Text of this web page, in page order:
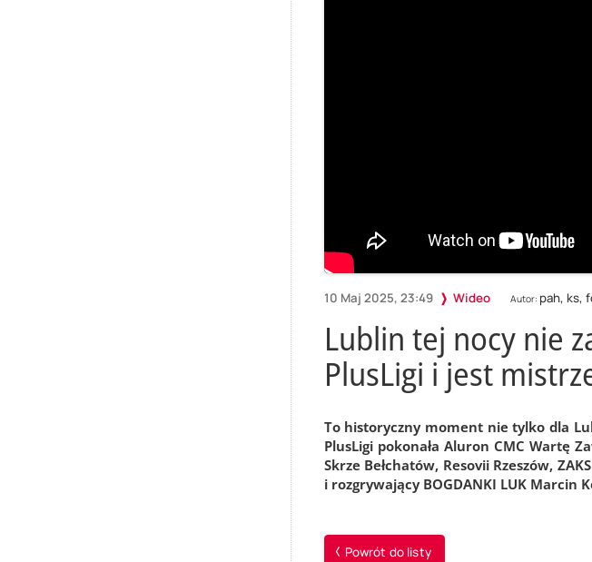
10 Maj 2025, 23:49 Wideo Autor: pah, ks,
Lublin tej nocy nie
PlusLigi i jest
To historyczny moment nie tylko dla
PlusLigi pokonała Aluron CMC Wartę
Skrze Bełchatów, Resovii Rzeszów,
i rozgrywający BOGDANKI LUK Marcin
Powrót do listy